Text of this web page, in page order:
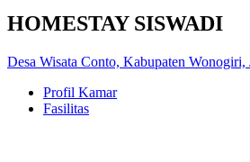
HOMESTAY SISWADI
Desa Wisata Conto, Kabupaten Wonogiri,
Profil Kamar
Fasilitas